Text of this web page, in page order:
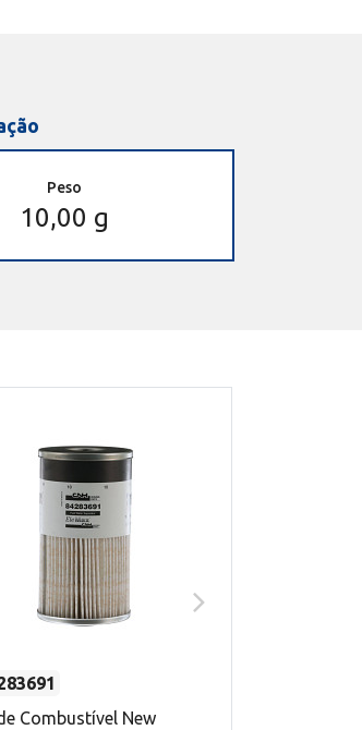
Peso
10,00 g
Combustível New